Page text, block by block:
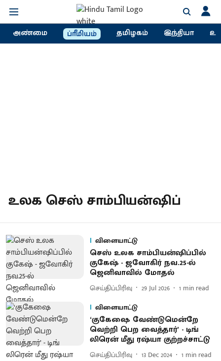
அண்மை ப்ரீமியம் தமிழகம் இந்தியா
உலக செஸ் சாம்பியன்ஷிப்
விளையாட்டு
செஸ் உலக சாம்பியன்ஷிப்பில்
குகேஷ் - ஜவோகிர் நவ.25-ல்
ஜெனிவாவில் மோதல்
செய்திப்பிரிவு 29 Jul 2026 1 min read
விளையாட்டு
‘குகேஷை வேண்டுமென்றே
வெற்றி பெற வைத்தார்’ - டிங்
லிரென் மீது ரஷ்யா குற்றச்சாட்டு
செய்திப்பிரிவு 13 Dec 2024 1 min read